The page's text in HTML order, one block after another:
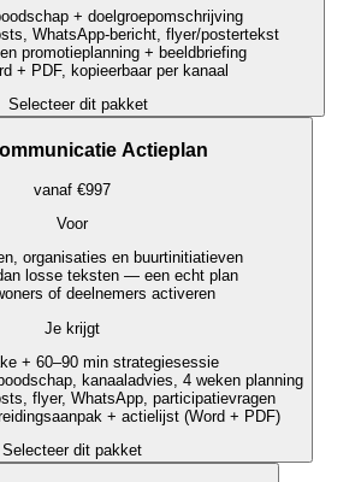
+ doelgroepomschrijving
WhatsApp-bericht, flyer/postertekst
promotieplanning + beeldbriefing
+ PDF, kopieerbaar per kanaal
Selecteer dit pakket
Actieplan
vanaf €997
Voor
organisaties en buurtinitiatieven
losse teksten — een echt plan
of deelnemers activeren
Je krijgt
+ 60–90 min strategiesessie
kanaaladvies, 4 weken planning
flyer, WhatsApp, participatievragen
+ actielijst (Word + PDF)
Selecteer dit pakket